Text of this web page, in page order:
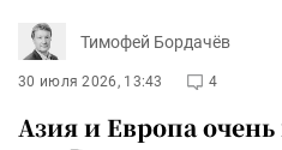
Тимофей Бордачёв
30 июля 2026, 13:43 4
Азия и Европа